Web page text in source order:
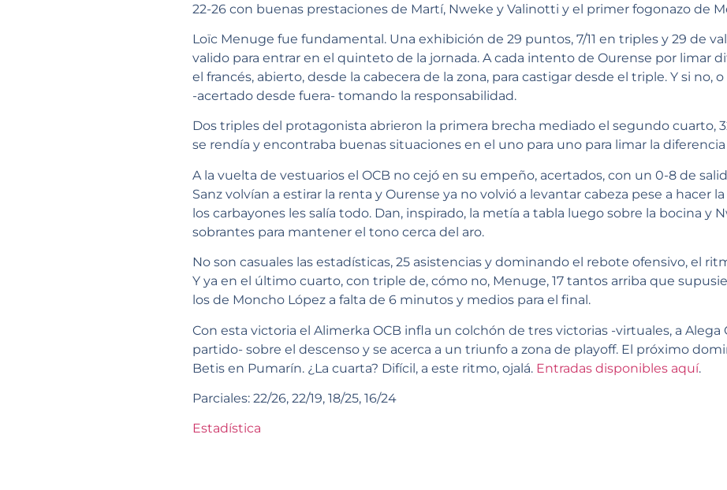
22-26 con buenas prestaciones de Martí, Nweke y Valinotti y el primer fogonazo de
Loïc Menuge fue fundamental. Una exhibición de 29 puntos, 7/11 en triples y 29 de
valido para entrar en el quinteto de la jornada. A cada intento de Ourense por limar
el francés, abierto, desde la cabecera de la zona, para castigar desde el triple. Y si no,
-acertado desde fuera- tomando la responsabilidad.
Dos triples del protagonista abrieron la primera brecha mediado el segundo cuarto,
se rendía y encontraba buenas situaciones en el uno para uno para limar la
A la vuelta de vestuarios el OCB no cejó en su empeño, acertados, con un 0-8 de
Sanz volvían a estirar la renta y Ourense ya no volvió a levantar cabeza pese a hacer
los carbayones les salía todo. Dan, inspirado, la metía a tabla luego sobre la bocina y
sobrantes para mantener el tono cerca del aro.
No son casuales las estadísticas, 25 asistencias y dominando el rebote ofensivo, el
Y ya en el último cuarto, con triple de, cómo no, Menuge, 17 tantos arriba que
los de Moncho López a falta de 6 minutos y medios para el final.
Con esta victoria el Alimerka OCB infla un colchón de tres victorias -virtuales, a Alega
partido- sobre el descenso y se acerca a un triunfo a zona de playoff. El próximo
Betis en Pumarín. ¿La cuarta? Difícil, a este ritmo, ojalá. Entradas disponibles aquí.
Parciales: 22/26, 22/19, 18/25, 16/24
Estadística